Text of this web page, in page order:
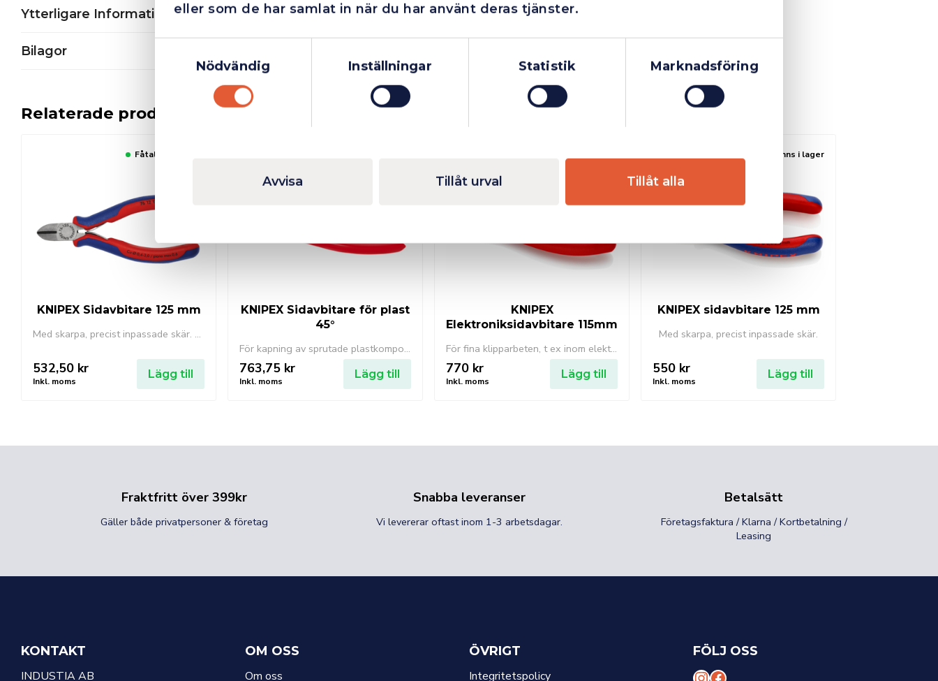
eller som de har samlat in när du har använt deras tjänster.
Nödvändig
Inställningar Statistik Marknadsföring
Avvisa Tillåt urval Tillåt alla
Ytterligare Information
Bilagor
Relaterade produkter
Fåtal kvar i lager
KNIPEX Sidavbitare 125 mm
Med skarpa, precist inpassade skär. Extra induktionshärdade skär, skärhårdhet ca 63 HRC. Ilagd led med fasett.
532,50 kr
Inkl. moms
Lägg till
KNIPEX Sidavbitare för plast
45°
För kapning av sprutade plastkomponenter och gjutrester i plan med komponentens yta.
763,75 kr
Inkl. moms
Lägg till
KNIPEX
Elektroniksidavbitare 115mm
För fina klipparbeten, t ex inom elektronik och finmekanik.
770 kr
Inkl. moms
Lägg till
Finns i lager
KNIPEX sidavbitare 125 mm
Med skarpa, precist inpassade skär.
550 kr
Inkl. moms
Lägg till
Fraktfritt över 399kr
Gäller både privatpersoner & företag
Snabba leveranser
Vi levererar oftast inom 1-3 arbetsdagar.
Betalsätt
Företagsfaktura / Klarna / Kortbetalning /
Leasing
KONTAKT
INDUSTIA AB
OM OSS
Om oss
ÖVRIGT
Integritetspolicy
FÖLJ OSS